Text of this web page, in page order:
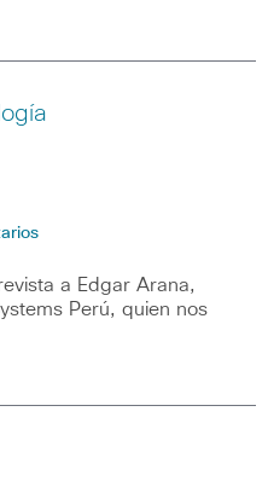
a Edgar Arana,
Perú, quien nos